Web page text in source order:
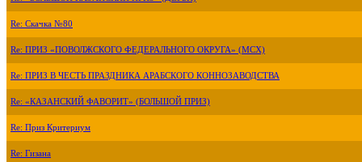
Re: Скачка №80
Re: ПРИЗ «ПОВОЛЖСКОГО ФЕДЕРАЛЬНОГО ОКРУГА» (МСХ)
Re: ПРИЗ В ЧЕСТЬ ПРАЗДНИКА АРАБСКОГО КОННОЗАВОДСТВА
Re: «КАЗАНСКИЙ ФАВОРИТ» (БОЛЬШОЙ ПРИЗ)
Re: Приз Критериум
Re: Гизана